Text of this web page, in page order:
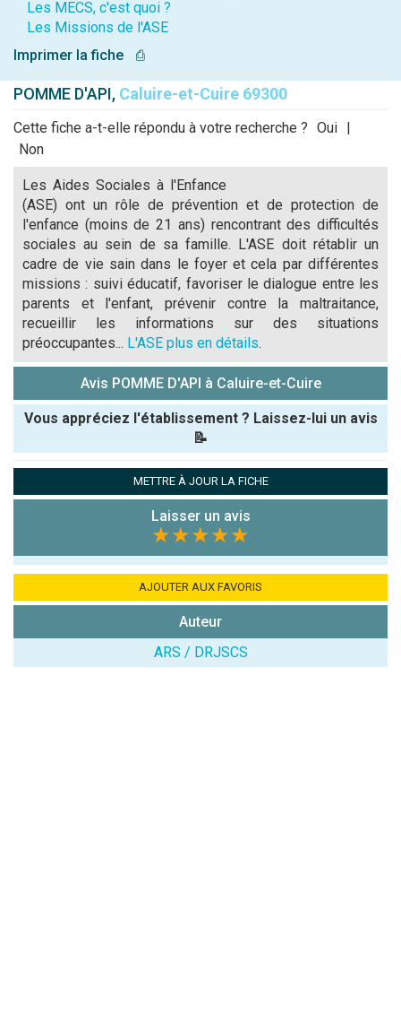
Les MECS, c'est quoi ?
Les Missions de l'ASE
Imprimer la fiche
⎙
POMME D'API, Caluire-et-Cuire 69300
Cette fiche a-t-elle répondu à votre recherche ? Oui |
Non
Les Aides Sociales à l'Enfance
(ASE) ont un rôle de prévention et de protection de
l'enfance (moins de 21 ans) rencontrant des difficultés
sociales au sein de sa famille. L'ASE doit rétablir un
cadre de vie sain dans le foyer et cela par différentes
missions : suivi éducatif, favoriser le dialogue entre les
parents et l'enfant, prévenir contre la maltraitance,
recueillir les informations sur des situations
préoccupantes... L'ASE plus en détails.
Avis POMME D'API à Caluire-et-Cuire
Vous appréciez l'établissement ? Laissez-lui un avis
📝
Note que vous souhaitez attribuer :
Antispam -
7x4 (en
METTRE À JOUR LA FICHE
Laisser un avis
★★★★★
AJOUTER AUX FAVORIS
Auteur
ARS / DRJSCS